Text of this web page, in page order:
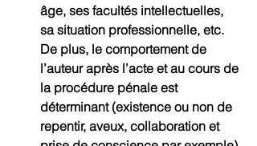
âge, ses facultés intellectuelles,
sa situation professionnelle, etc.
De plus, le comportement de
l’auteur après l’acte et au cours de
la procédure pénale est
déterminant (existence ou non de
repentir, aveux, collaboration et